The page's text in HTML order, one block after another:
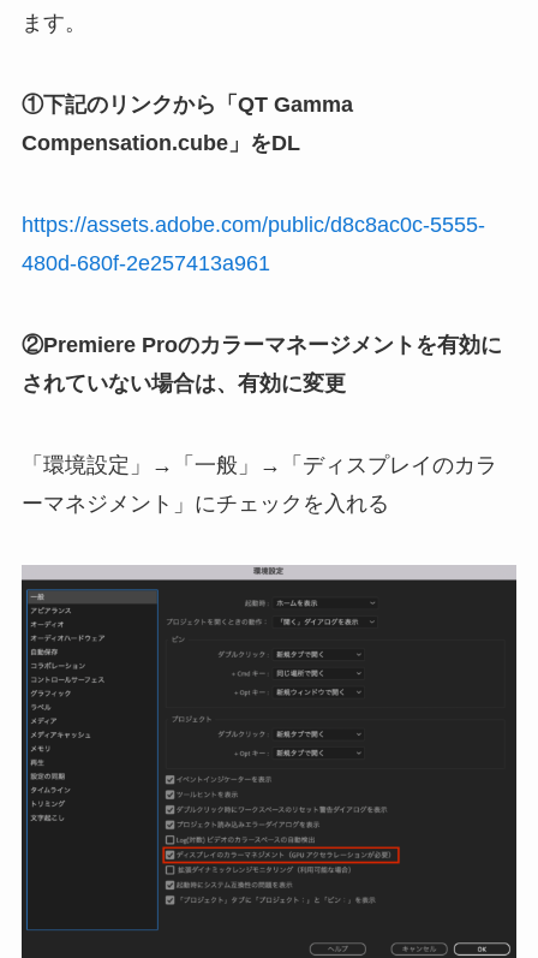
ます。
①下記のリンクから「QT Gamma
Compensation.cube」をDL
https://assets.adobe.com/public/d8c8ac0c-5555-
480d-680f-2e257413a961
②Premiere Proのカラーマネージメントを有効に
されていない場合は、有効に変更
「環境設定」→「一般」→「ディスプレイのカラ
ーマネジメント」にチェックを入れる